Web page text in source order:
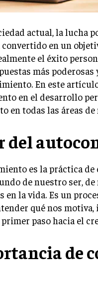
actual, la lucha
en un
el éxito
más
En este
en el desarrollo
en todas las áreas
del
es la práctica
de nuestro ser,
en la vida. Es un
qué nos
primer paso hacia el
de